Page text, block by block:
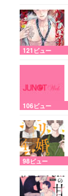
121ビュー
106ビュー
98ビュー